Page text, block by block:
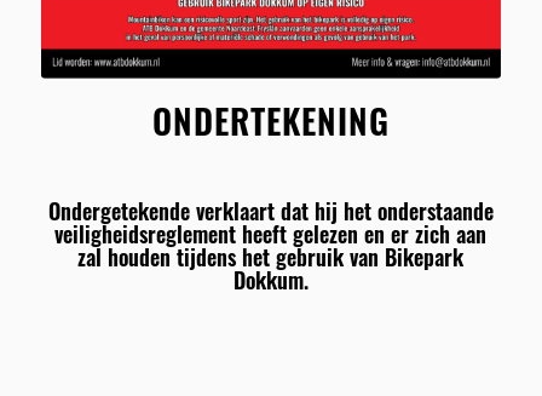
ONDERTEKENING
Ondergetekende verklaart dat hij het onderstaande
veiligheidsreglement heeft gelezen en er zich aan
zal houden tijdens het gebruik van Bikepark
Dokkum.